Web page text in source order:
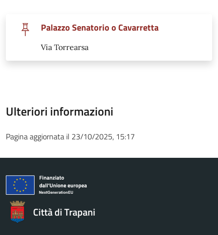
Palazzo Senatorio o Cavarretta
Via Torrearsa
Ulteriori informazioni
Pagina aggiornata il 23/10/2025, 15:17
Città di Trapani